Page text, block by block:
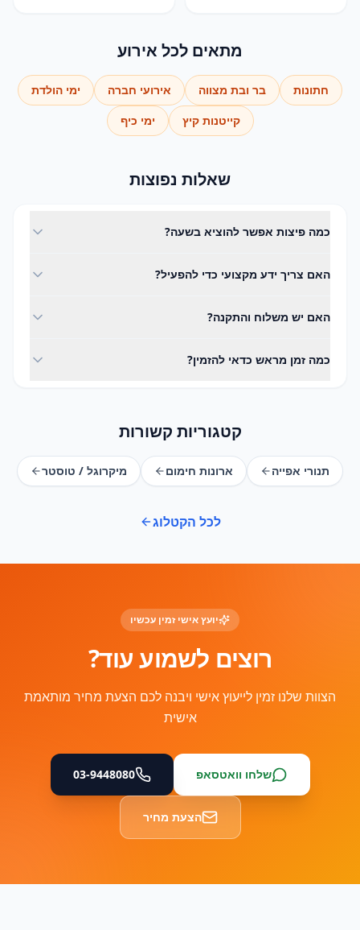
מתאים לכל אירוע
חתונות בר ובת מצווה אירועי חברה
ימי הולדת
קייטנות קיץ
ימי כיף
שאלות נפוצות
כמה פיצות אפשר להוציא בשעה?
שמוציאים עשרות פיצות בשעה. נתאים תנור לקצב שאתם
האם צריך ידע מקצועי כדי להפעיל?
ואינטואיטיבית - כל אחד מסתדר.
האם יש משלוח והתקנה?
בתיאום מראש למועד האירוע.
כמה זמן מראש כדאי להזמין?
קטגוריות קשורות
תנורי אפייה ארונות חימום מיקרוגל / טוסטר
לכל הקטלוג
יועץ אישי זמין עכשיו
רוצים לשמוע עוד?
הצוות שלנו זמין לייעוץ אישי ויבנה לכם הצעת מחיר מותאמת
אישית
שלחו וואטסאפ 03-9448080
הצעת מחיר